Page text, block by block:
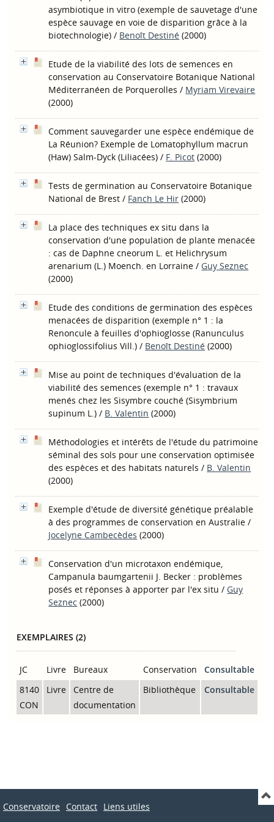
asymbiotique in vitro (exemple de sauvetage d'une
espèce sauvage en voie de disparition grâce à la
biotechnologie) / Benoît Destiné (2000)
Etude de la viabilité des lots de semences en
conservation au Conservatoire Botanique National
Méditerranéen de Porquerolles / Myriam Virevaire
(2000)
Comment sauvegarder une espèce endémique de
La Réunion? Exemple de Lomatophyllum macrun
(Haw) Salm-Dyck (Liliacées) / F. Picot (2000)
Tests de germination au Conservatoire Botanique
National de Brest / Fanch Le Hir (2000)
La place des techniques ex situ dans la
conservation d'une population de plante menacée
: cas de Daphne cneorum L. et Helichrysum
arenarium (L.) Moench. en Lorraine /Guy Seznec
(2000)
Etude des conditions de germination des espèces
menacées de disparition (exemple n° 1 : la
Renoncule à feuilles d'ophioglosse (Ranunculus
ophioglossifolius Vill.) / Benoît Destiné (2000)
Mise au point de techniques d'évaluation de la
viabilité des semences (exemple n° 1 : travaux
menés chez les Sisymbre couché (Sisymbrium
supinum L.) / B. Valentin (2000)
Méthodologies et intérêts de l'étude du patrimoine
séminal des sols pour une conservation optimisée
des espèces et des habitats naturels / B. Valentin
(2000)
Exemple d'étude de diversité génétique préalable
à des programmes de conservation en Australie /
Jocelyne Cambecèdes (2000)
Conservation d'un microtaxon endémique,
Campanula baumgartenii J. Becker : problèmes
posés et réponses à apporter par l'ex situ /Guy
Seznec (2000)
EXEMPLAIRES (2)
JC Livre Bureaux Conservation
Consultable
8140
CON
Livre
Centre de
documentation
Bibliothèque Consultable
Conservatoire Contact Liens utiles